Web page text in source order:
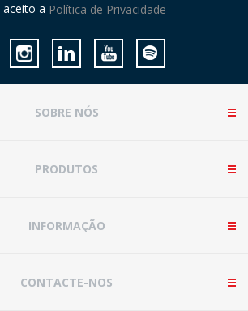
a Política de Privacidade
SOBRE NÓS
PRODUTOS
INFORMAÇÃO
CONTACTE-NOS